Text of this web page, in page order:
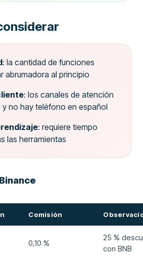
: la cantidad de funciones
abrumadora al principio
: los canales de atención
y no hay teléfono en español
: requiere tiempo
las herramientas
Comisión
0,10 %
25 %
con BNB